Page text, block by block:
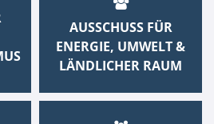
AUSSCHUSS FÜR
ENERGIE, UMWELT &
LÄNDLICHER RAUM